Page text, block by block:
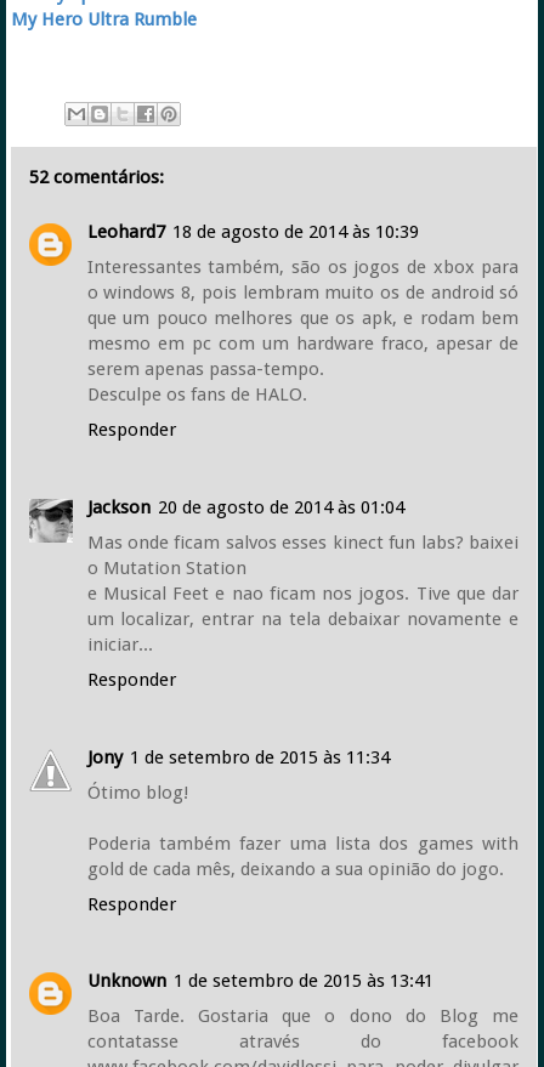
My Hero Ultra Rumble
52 comentários:
Leohard7 18 de agosto de 2014 às 10:39
Interessantes também, são os jogos de xbox para
o windows 8, pois lembram muito os de android só
que um pouco melhores que os apk, e rodam bem
mesmo em pc com um hardware fraco, apesar de
serem apenas passa-tempo.
Desculpe os fans de HALO.
Responder
Jackson 20 de agosto de 2014 às 01:04
Mas onde ficam salvos esses kinect fun labs? baixei
o Mutation Station
e Musical Feet e nao ficam nos jogos. Tive que dar
um localizar, entrar na tela debaixar novamente e
iniciar...
Responder
Jony 1 de setembro de 2015 às 11:34
Ótimo blog!
Poderia também fazer uma lista dos games with
gold de cada mês, deixando a sua opinião do jogo.
Responder
Unknown 1 de setembro de 2015 às 13:41
Boa Tarde. Gostaria que o dono do Blog me
contatasse através do facebook